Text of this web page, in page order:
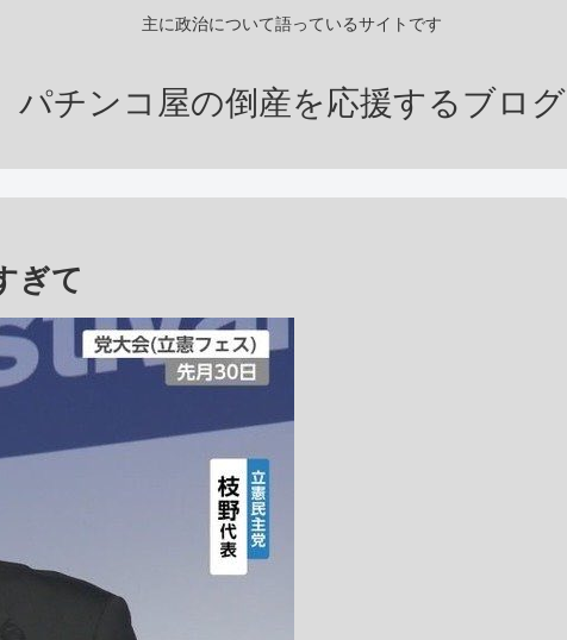
主に政治について語っているサイトです
パチンコ屋の倒産を応援するブログ
ぎて